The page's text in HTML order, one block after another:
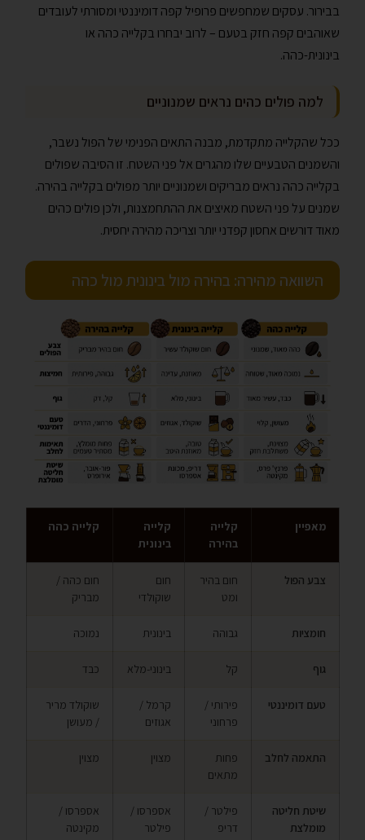
בבירור. עסקים שמחפשים פרופיל קפה דומיננטי ומסורתי לעובדים
שאוהבים קפה חזק בטעם – לרוב יבחרו בקלייה כהה או
בינונית-כהה.
למה פולים כהים נראים שמנוניים
ככל שהקלייה מתקדמת, מבנה התאים הפנימי של הפול נשבר,
והשמנים הטבעיים שלו מהגרים אל פני השטח. זו הסיבה שפולים
בקלייה כהה נראים מבריקים ושמנוניים יותר מפולים בקלייה בהירה.
שמנים על פני השטח מאיצים את ההתחמצנות, ולכן פולים כהים
מאוד דורשים אחסון קפדני יותר וצריכה מהירה יחסית.
השוואה מהירה: בהירה מול בינונית מול כהה
מאפיין
קלייה
בהירה
קלייה
בינונית
קלייה כהה
צבע הפול
חום בהיר
ומט
חום
שוקולדי
חום כהה /
מבריק
חומציות גבוהה בינונית נמוכה
גוף קל בינוני-מלא כבד
טעם דומיננטי
פירותי /
פרחוני
קרמל /
אגוזים
שוקולד מריר
/ מעושן
התאמה לחלב
פחות
מתאים
מצוין מצוין
שיטת חליטה
מומלצת
פילטר /
דריפ
אספרסו /
פילטר
אספרסו /
מקינטה